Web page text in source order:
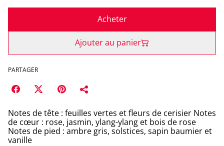
Acheter
Ajouter au panier
PARTAGER
Notes de tête : feuilles vertes et fleurs de cerisier Notes
de cœur : rose, jasmin, ylang-ylang et bois de rose
Notes de pied : ambre gris, solstices, sapin baumier et
vanille